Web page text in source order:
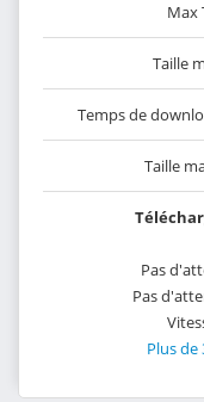
Max
Taille
Temps de
Taille
Pas
Pas
Plus